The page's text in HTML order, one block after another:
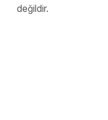
değildir.